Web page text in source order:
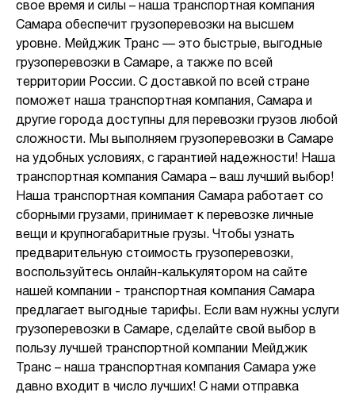
свое время и силы – наша транспортная компания
Самара обеспечит грузоперевозки на высшем
уровне. Мейджик Транс — это быстрые, выгодные
грузоперевозки в Самаре, а также по всей
территории России. С доставкой по всей стране
поможет наша транспортная компания, Самара и
другие города доступны для перевозки грузов любой
сложности. Мы выполняем грузоперевозки в Самаре
на удобных условиях, с гарантией надежности! Наша
транспортная компания Самара – ваш лучший выбор!
Наша транспортная компания Самара работает со
сборными грузами, принимает к перевозке личные
вещи и крупногабаритные грузы. Чтобы узнать
предварительную стоимость грузоперевозки,
воспользуйтесь онлайн-калькулятором на сайте
нашей компании - транспортная компания Самара
предлагает выгодные тарифы. Если вам нужны услуги
грузоперевозки в Самаре, сделайте свой выбор в
пользу лучшей транспортной компании Мейджик
Транс – наша транспортная компания Самара уже
давно входит в число лучших! С нами отправка